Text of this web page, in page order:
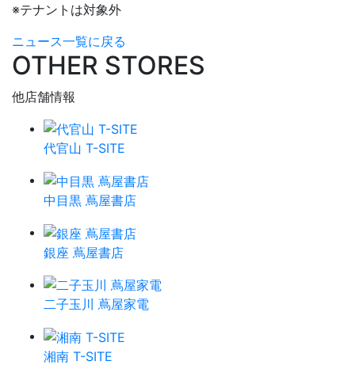
※テナントは対象外
ニュース一覧に戻る
OTHER STORES
他店舗情報
代官山 T-SITE
中目黒 蔦屋書店
銀座 蔦屋書店
二子玉川 蔦屋家電
湘南 T-SITE